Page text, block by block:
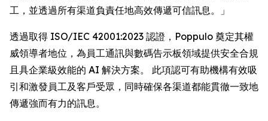
工，並透過所有渠道負責任地高效傳遞可信訊息。」
透過取得 ISO/IEC 42001:2023 認證，Poppulo 奠定其權
威領導者地位，為員工通訊與數碼告示板領域提供安全合規
且具企業級效能的 AI 解決方案。 此項認可有助機構有效吸
引和激發員工及客戶受眾，同時確保各渠道都能貫徹一致地
傳遞強而有力的訊息。